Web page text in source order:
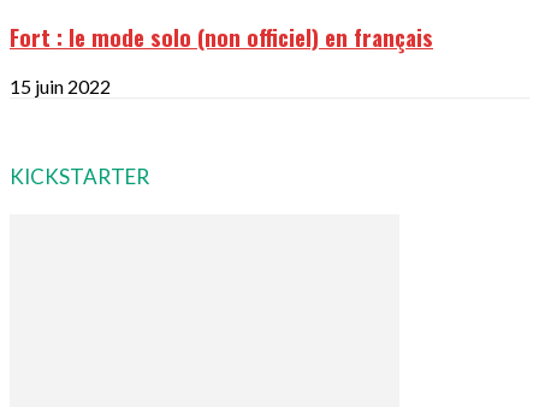
Fort : le mode solo (non officiel) en français
15 juin 2022
KICKSTARTER